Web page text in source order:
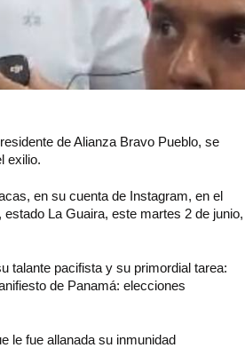
de Alianza Bravo Pueblo, se
exilio.
en su cuenta de Instagram, en el
La Guaira, este martes 2 de junio,
talante pacifista y su primordial tarea:
de Panamá: elecciones
le fue allanada su inmunidad